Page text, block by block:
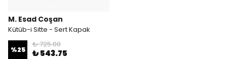
M. Esad Coşan
Kütüb-i Sitte - Sert Kapak
%25
₺ 725.00
₺ 543.75